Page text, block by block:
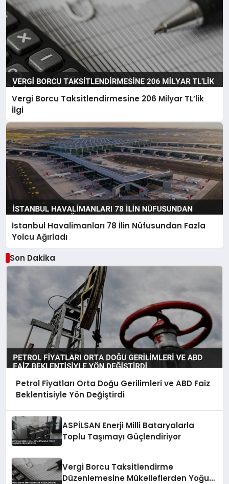
Vergi Borcu Taksitlendirmesine 206 Milyar TL’lik
İlgi
İstanbul Havalimanları 78 İlin Nüfusundan Fazla
Yolcu Ağırladı
Son Dakika
Petrol Fiyatları Orta Doğu Gerilimleri ve ABD Faiz
Beklentisiyle Yön Değiştirdi
ASPİLSAN Enerji Milli Bataryalarla
Toplu Taşımayı Güçlendiriyor
Vergi Borcu Taksitlendirme
Düzenlemesine Mükelleflerden Yoğun